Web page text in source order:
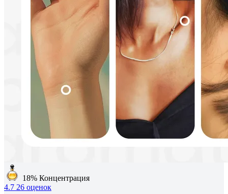
18% Концентрация
4.7 26 оценок